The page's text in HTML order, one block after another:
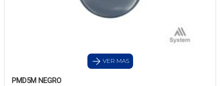
VER MAS
PMD5M NEGRO